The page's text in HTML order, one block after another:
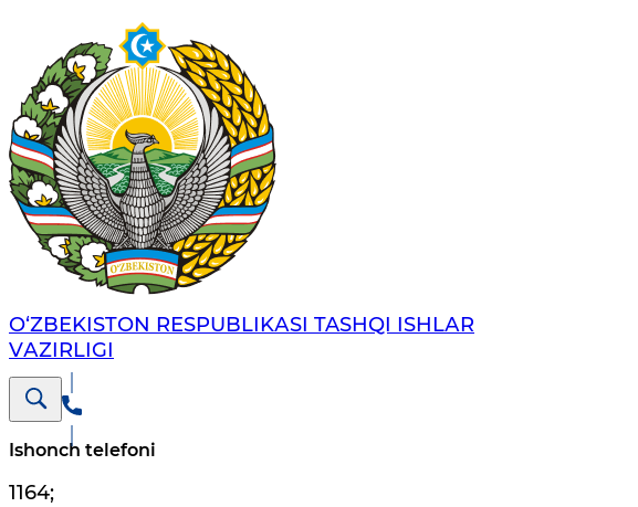
O‘ZBЕKISTОN RЕSPUBLIKАSI TASHQI ISHLАR
VАZIRLIGI
Ishonch telefoni
1164;